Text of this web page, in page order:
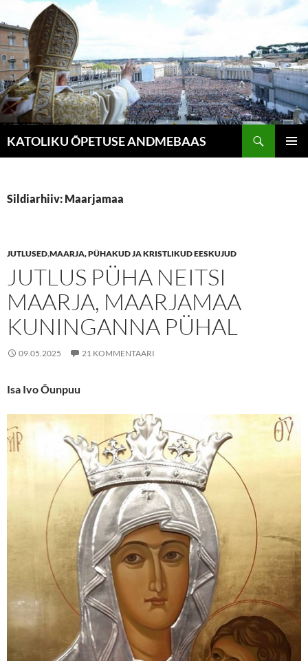
sisu
juurde
KATOLIKU ÕPETUSE ANDMEBAAS
Sildiarhiiv: Maarjamaa
JUTLUSED,MAARJA, PÜHAKUD JA KRISTLIKUD EESKUJUD
JUTLUS PÜHA NEITSI
MAARJA, MAARJAMAA
KUNINGANNA PÜHAL
09.05.2025 21 KOMMENTAARI
Isa Ivo Õunpuu